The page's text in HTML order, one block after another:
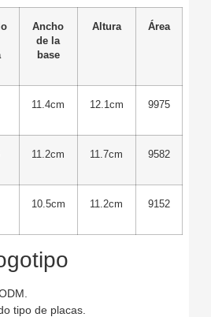
Ancho
de la
base
Altura Área
11.4cm 12.1cm 9975
11.2cm 11.7cm 9582
10.5cm 11.2cm 9152
tipo de placas.